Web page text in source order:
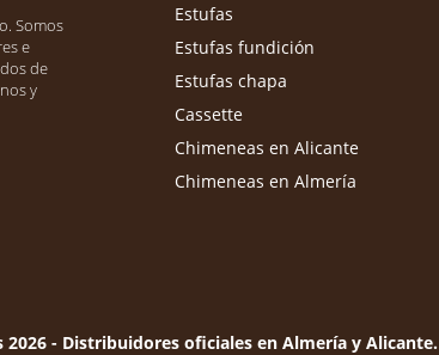
Somos
e
de
y
Estufas
Estufas fundición
Estufas chapa
Cassette
Chimeneas en Alicante
Chimeneas en Almería
- Distribuidores oficiales en Almería y Alicante.